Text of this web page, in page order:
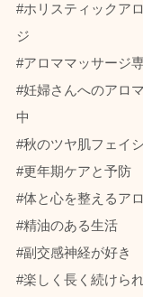
#ホリスティックア
ジ
#アロママッサージ
#妊婦さんへのアロ
中
#秋のツヤ肌フェイ
#更年期ケアと予防
#体と心を整えるア
#精油のある生活
#副交感神経が好き
#楽しく長く続けら